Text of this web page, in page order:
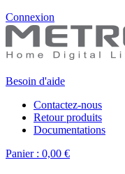
Connexion
Besoin d'aide
Contactez-nous
Retour produits
Documentations
Panier : 0,00 €